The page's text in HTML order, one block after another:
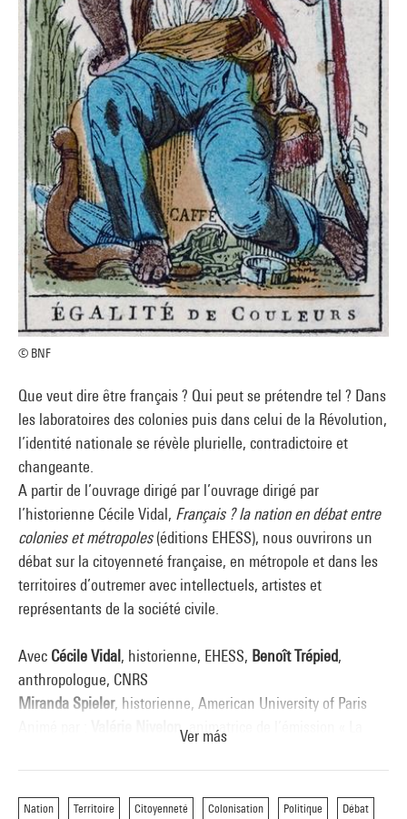
© BNF
Que veut dire être français ? Qui peut se prétendre tel ? Dans
les laboratoires des colonies puis dans celui de la Révolution,
l’identité nationale se révèle plurielle, contradictoire et
changeante.
A partir de l’ouvrage dirigé par l’ouvrage dirigé par
l’historienne Cécile Vidal, Français ? la nation en débat entre
colonies et métropoles(éditions EHESS), nous ouvrirons un
débat sur la citoyenneté française, en métropole et dans les
territoires d’outremer avec intellectuels, artistes et
représentants de la société civile.
Avec Cécile Vidal, historienne, EHESS, Benoît Trépied,
anthropologue, CNRS
Miranda Spieler, historienne, American University of Paris
Valérie Nivelon, animatrice de l’émission « La
Contact : jeremie.desjardins@bpi.fr
Ver más
Nation Territoire Citoyenneté Colonisation Politique Débat